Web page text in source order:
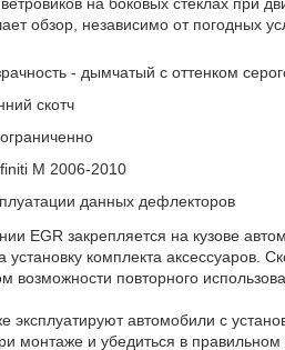
обзор, независимо от погодных
- дымчатый с оттенком
скотч
M 2006-2010
данных дефлекторов
EGR закрепляется на кузове
комплекта аксессуаров.
возможности повторного
эксплуатируют автомобили с
монтаже и убедиться в